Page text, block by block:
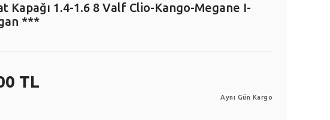
Kapağı 1.4-1.6 8 Valf Clio-Kango-Megane I-
***
TL
Aynı Gün Kargo